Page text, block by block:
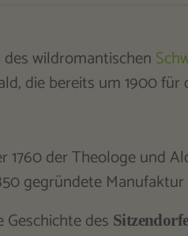
wildromantischen
die bereits um 1900
1760 der Theologe und
gegründete
des